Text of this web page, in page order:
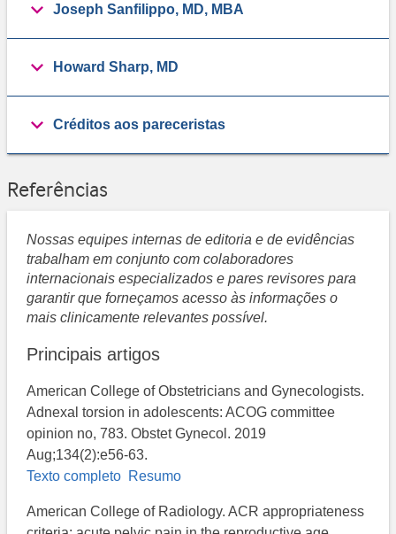
Joseph Sanfilippo, MD, MBA
Howard Sharp, MD
Créditos aos pareceristas
Referências
Nossas equipes internas de editoria e de evidências
trabalham em conjunto com colaboradores
internacionais especializados e pares revisores para
garantir que forneçamos acesso às informações o
mais clinicamente relevantes possível.
Principais artigos
American College of Obstetricians and Gynecologists.
Adnexal torsion in adolescents: ACOG committee
opinion no, 783. Obstet Gynecol. 2019
Aug;134(2):e56-63.
Texto completo Resumo
American College of Radiology. ACR appropriateness